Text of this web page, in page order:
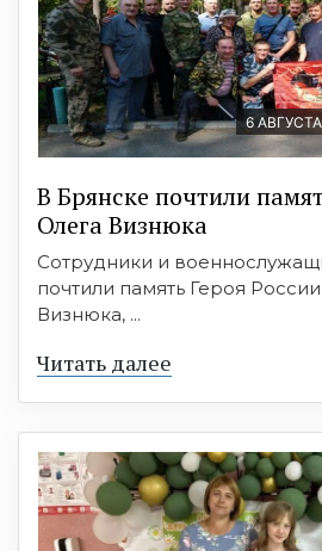
6
В Брянске почтили
Олега Визнюка
Сотрудники и
почтили память Героя
Визнюка, ...
Читать далее